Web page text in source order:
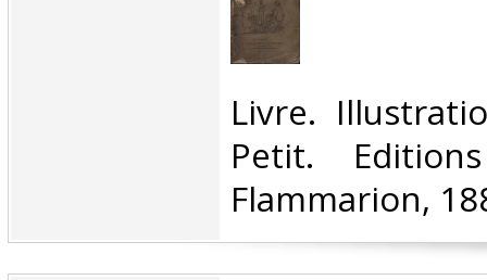
‎Livre.
Petit.
Flammarion,